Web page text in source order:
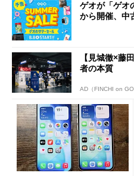
ゲオが「ゲオ
から開催、中
【見城徹×藤
者の本質
AD（FINCHI on